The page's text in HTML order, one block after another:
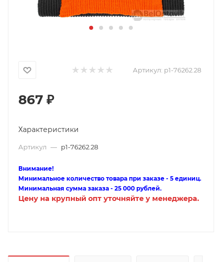
Артикул: p1-76262.28
867 ₽
Характеристики
Артикул — p1-76262.28
Внимание!
Минимальное количество товара при заказе - 5 единиц.
Минимальная сумма заказа - 25 000 рублей.
Цену на крупный опт уточняйте у менеджера.